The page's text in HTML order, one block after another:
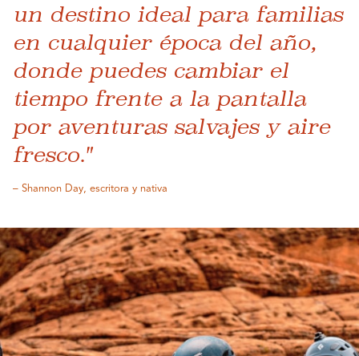
un destino ideal para familias
en cualquier época del año,
donde puedes cambiar el
tiempo frente a la pantalla
por aventuras salvajes y aire
fresco."
– Shannon Day, escritora y nativa